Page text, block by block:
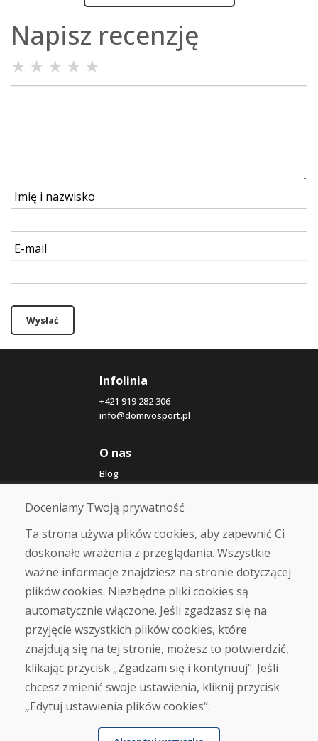
Napisz recenzję
★ ★ ★ ★ ★
Imię i nazwisko
E-mail
Wysłać
Infolinia
+421 919 282 306
info@domivosport.pl
O nas
Blog
O nas
Sklep
Kontakt
Zakup
Sklep internetowy
Warunki handlowe
Transport
Zapłata
Skarga
Zwrot i wymiana towaru
Ochrona danych osobowych
Cookies
Doceniamy Twoją prywatność
Ta strona używa plików cookies, aby zapewnić Ci
doskonałe wrażenia z przeglądania. Wszystkie
ważne informacje znajdziesz na stronie dotyczącej
plików cookies. Niezbędne pliki cookies są
automatycznie włączone. Jeśli zgadzasz się na
przyjęcie wszystkich plików cookies, które
znajdują się na tej stronie, możesz to potwierdzić,
klikając przycisk „Zgadzam się i kontynuuj“. Jeśli
chcesz zmienić swoje ustawienia, kliknij przycisk
„Edytuj ustawienia plików cookies“.